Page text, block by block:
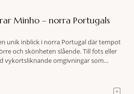
Minho – norra Portugals
unik inblick i norra Portugal där tempot
och skönheten slående. Till fots eller
vykortsliknande omgivningar som